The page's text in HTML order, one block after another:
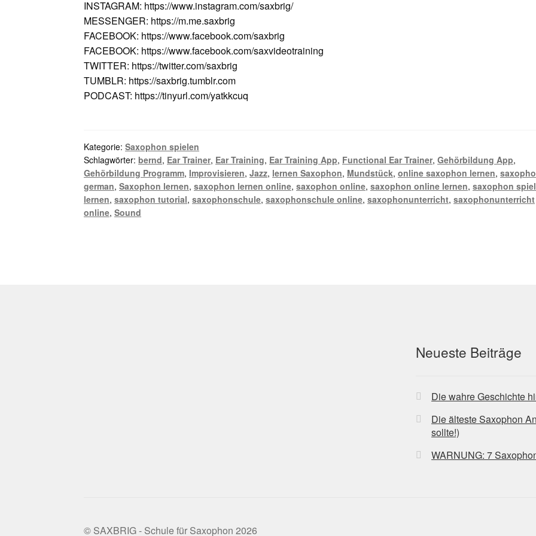
INSTAGRAM: https://www.instagram.com/saxbrig/
MESSENGER: https://m.me.saxbrig
FACEBOOK: https://www.facebook.com/saxbrig
FACEBOOK: https://www.facebook.com/saxvideotraining
TWITTER: https://twitter.com/saxbrig
TUMBLR: https://saxbrig.tumblr.com
PODCAST: https://tinyurl.com/yatkkcuq
Kategorie:Saxophon spielen
Schlagwörter:bernd, Ear Trainer, Ear Training, Ear Training App, Functional Ear Trainer,Gehörbildung App,
Gehörbildung Programm, Improvisieren,Jazz, lernen Saxophon, Mundstück,online saxophon lernen,
german,Saxophon lernen,saxophon lernen online,saxophon online,saxophon online lernen,saxophon
lernen,saxophon tutorial,saxophonschule,saxophonschule online,saxophonunterricht,saxophonunterricht
online,Sound
Neueste Beiträge
Die wahre Geschichte
Die älteste Saxophon
sollte!)
WARNUNG: 7
© SAXBRIG - Schule für Saxophon 2026